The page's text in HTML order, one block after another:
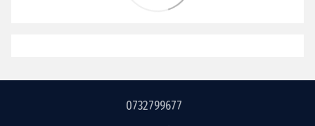
0732799677